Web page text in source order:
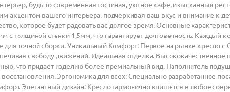
будь то современная гостиная, уютное кафе, изысканный
акцентом вашего интерьера, подчеркивая ваш вкус и внимание к
которое будет радовать вас долгое время. Основные
с толщиной стенки 1,5мм, что гарантирует долговечность. Каждый
для точной сборки. Уникальный Комфорт: Первое на рынке кресло
свободу движений. Идеальная отделка:
что придает изделию более премиальный вид. Наполнитель
Эргономика для всех: Специально разработанное
Элегантный дизайн: Кресло гармонично впишется в любое